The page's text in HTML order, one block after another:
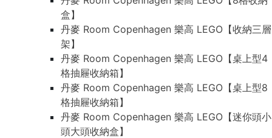
盒】
丹麥 Room Copenhagen 樂高 LEGO【收納三層
架】
丹麥 Room Copenhagen 樂高 LEGO【桌上型4
格抽屜收納箱】
丹麥 Room Copenhagen 樂高 LEGO【桌上型8
格抽屜收納箱】
丹麥 Room Copenhagen 樂高 LEGO【迷你頭小
頭大頭收納盒】